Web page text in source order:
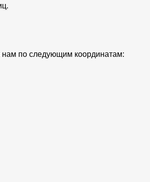
нам по следующим координатам: